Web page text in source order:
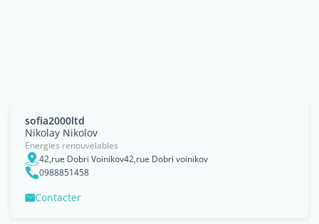
sofia2000ltd
Nikolay Nikolov
Energies renouvelables
42,rue Dobri Voinikov42,rue Dobri voinikov
0988851458
Contacter